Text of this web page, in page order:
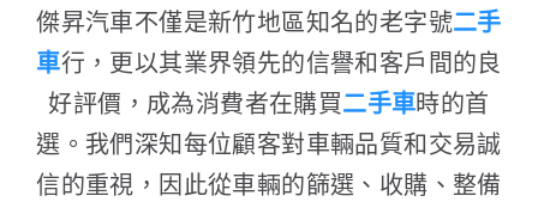
傑昇汽車不僅是新竹地區知名的老字號二手
車行，更以其業界領先的信譽和客戶間的良
好評價，成為消費者在購買二手車時的首
選。我們深知每位顧客對車輛品質和交易誠
信的重視，因此從車輛的篩選、收購、整備